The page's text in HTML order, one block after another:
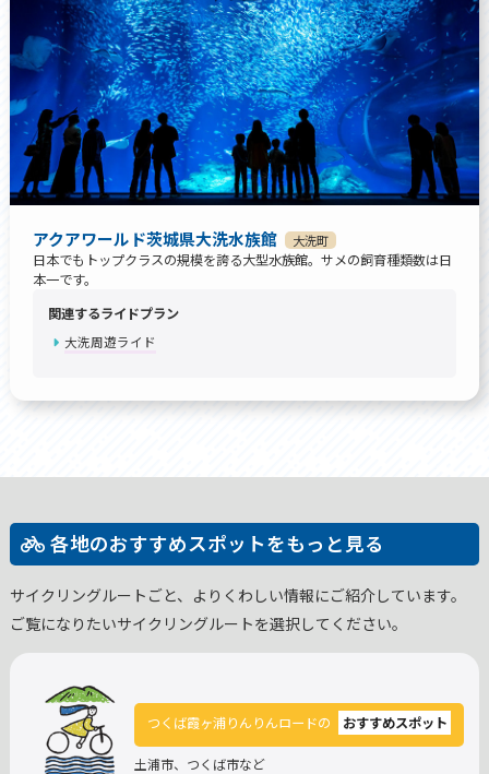
アクアワールド茨城県大洗水族館 大洗町
日本でもトップクラスの規模を誇る大型水族館。サメの飼育種類数は日
本一です。
関連するライドプラン
大洗周遊ライド
各地のおすすめスポットをもっと見る
サイクリングルートごと、よりくわしい情報にご紹介しています。
ご覧になりたいサイクリングルートを選択してください。
つくば霞ヶ浦りんりんロードの おすすめスポット
土浦市、つくば市など